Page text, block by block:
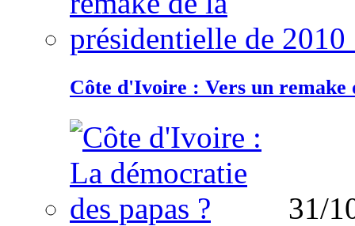
Côte d'Ivoire : Vers un remake
31/